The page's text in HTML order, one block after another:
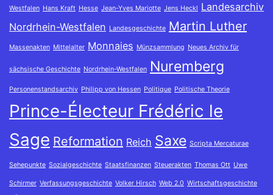
Westfalen Hans Kraft Hesse Jean-Yves Mariotte Jens Heckl Landesarchiv
Nordrhein-Westfalen Landesgeschichte Martin Luther
Massenakten Mittelalter Monnaies Münzsammlung Neues Archiv für
sächsische Geschichte Nordrhein-Westfalen Nuremberg
Personenstandsarchiv Philipp von Hessen Politique Politische Theorie
Prince-Électeur Frédéric le
Sage Reformation Reich Saxe Scripta Mercaturae
Sehepunkte Sozialgeschichte Staatsfinanzen Steuerakten Thomas Ott Uwe
Schirmer Verfassungsgeschichte Volker Hirsch Web 2.0 Wirtschaftsgeschichte